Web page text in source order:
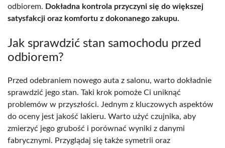
odbiorem. Dokładna kontrola przyczyni się do większej
satysfakcji oraz komfortu z dokonanego zakupu.
Jak sprawdzić stan samochodu przed
odbiorem?
Przed odebraniem nowego auta z salonu, warto dokładnie
sprawdzić jego stan. Taki krok pomoże Ci uniknąć
problemów w przyszłości. Jednym z kluczowych aspektów
do oceny jest jakość lakieru. Warto użyć czujnika, aby
zmierzyć jego grubość i porównać wyniki z danymi
fabrycznymi. Przyglądaj się także symetrii oraz